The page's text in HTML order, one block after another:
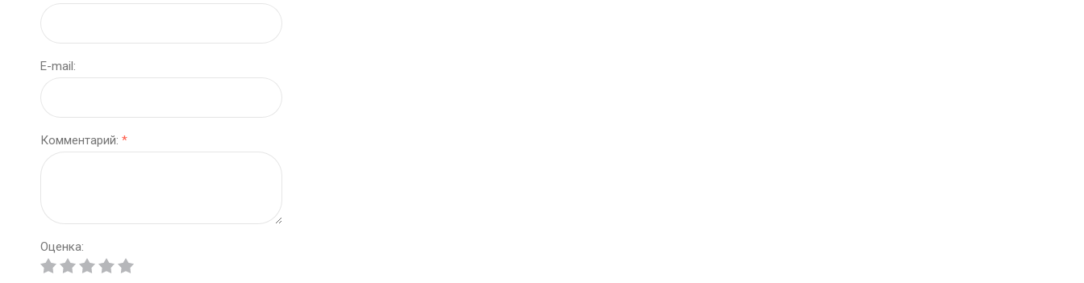
E-mail:
Комментарий: *
Оценка: